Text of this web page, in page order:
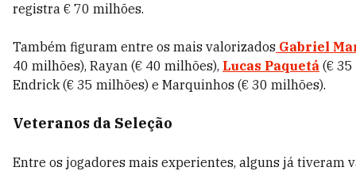
registra € 70 milhões.
Também figuram entre os mais valorizados Gabriel
40 milhões), Rayan (€ 40 milhões), Lucas Paquetá (€
Endrick (€ 35 milhões) e Marquinhos (€ 30 milhões).
Veteranos da Seleção
Entre os jogadores mais experientes, alguns já tiveram